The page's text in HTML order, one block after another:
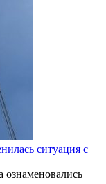
ситуация с
ознаменовались